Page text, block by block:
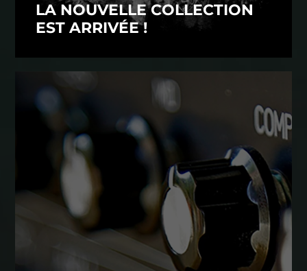
LA NOUVELLE COLLECTION
EST ARRIVÉE !